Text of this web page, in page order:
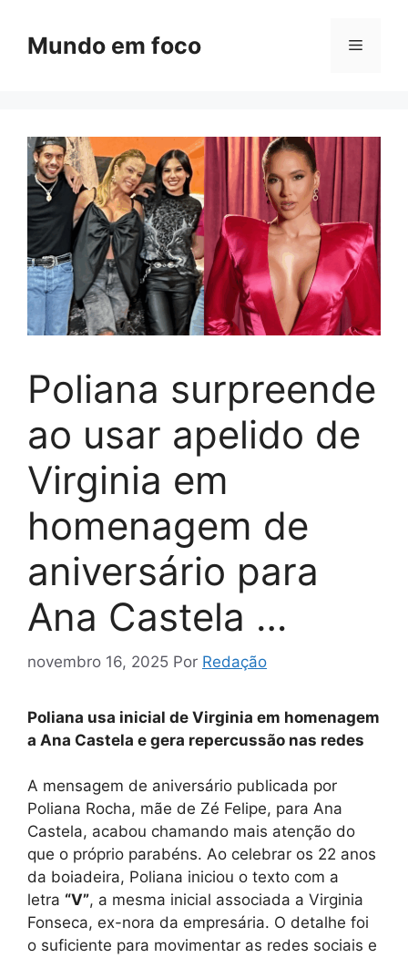
paraMundo em foco Menu
Poliana surpreende
ao usar apelido de
Virginia em
homenagem de
aniversário para
Ana Castela …
novembro 16, 2025 Por Redação
Poliana usa inicial de Virginia em homenagem
a Ana Castela e gera repercussão nas redes
A mensagem de aniversário publicada por
Poliana Rocha, mãe de Zé Felipe, para Ana
Castela, acabou chamando mais atenção do
que o próprio parabéns. Ao celebrar os 22 anos
da boiadeira, Poliana iniciou o texto com a
letra “V”, a mesma inicial associada a Virginia
Fonseca, ex-nora da empresária. O detalhe foi
o suficiente para movimentar as redes sociais e